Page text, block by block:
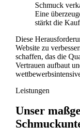
Schmuck
Eine
stärkt die
Diese
Website zu
schaffen, das die
Vertrauen aufbaut
Leistungen
Unser